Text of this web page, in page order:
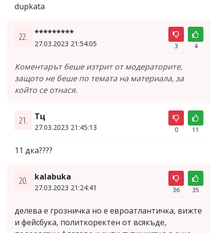
dupkata
22. *********
27.03.2023 21:54:05 3 4
Коментарът беше изтрит от модераторите,
защото не беше по темата на материала, за
който се отнася.
21. Тц
27.03.2023 21:45:13 0 11
11 дка????
20. kalabuka
27.03.2023 21:24:41 36 35
делева е грозничка но е евроатлантичка, вижте
и фейсбука, политкоректен от всякъде,